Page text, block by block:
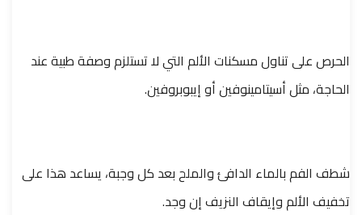
الحرص على تناول مسكنات الألم التي لا تستلزم وصفة طبية عند
الحاجة، مثل أسيتامينوفين أو إيبوبروفين.
شطف الفم بالماء الدافئ والملح بعد كل وجبة، يساعد هذا على
تخفيف الألم وإيقاف النزيف إن وجد.